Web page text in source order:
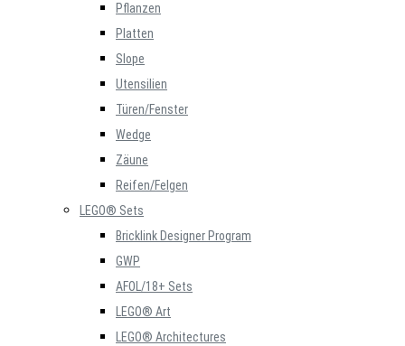
Pflanzen
Platten
Slope
Utensilien
Türen/Fenster
Wedge
Zäune
Reifen/Felgen
LEGO® Sets
Bricklink Designer Program
GWP
AFOL/18+ Sets
LEGO® Art
LEGO® Architectures